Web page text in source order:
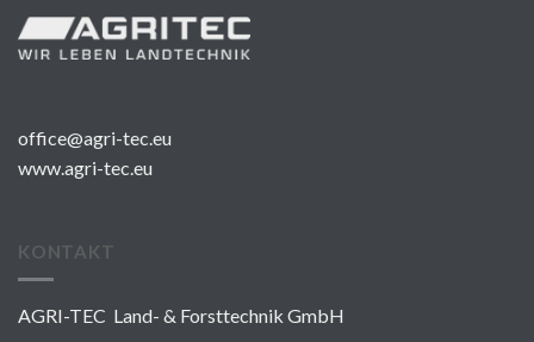
office@agri-tec.eu
www.agri-tec.eu
KONTAKT
AGRI-TEC Land- & Forsttechnik GmbH